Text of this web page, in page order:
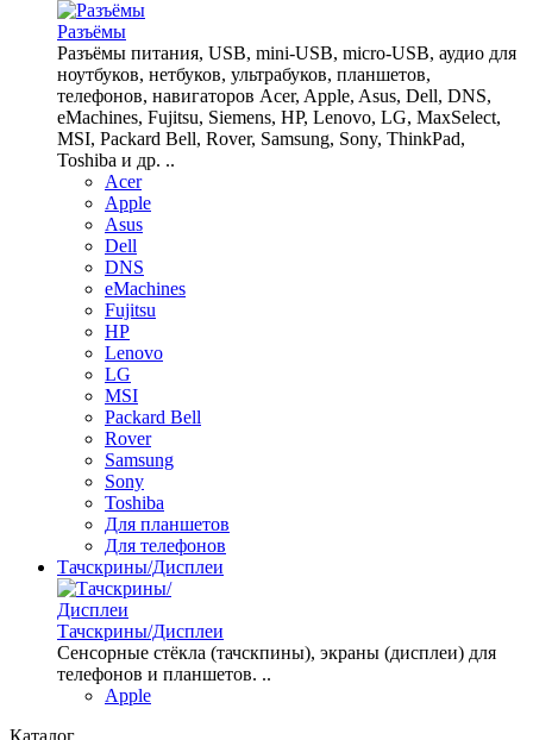
Разъёмы
Разъёмы питания, USB, mini-USB, micro-USB, аудио для
ноутбуков, нетбуков, ультрабуков, планшетов,
телефонов, навигаторов Acer, Apple, Asus, Dell, DNS,
eMachines, Fujitsu, Siemens, HP, Lenovo, LG, MaxSelect,
MSI, Packard Bell, Rover, Samsung, Sony, ThinkPad,
Toshiba и др. ..
Acer
Apple
Asus
Dell
DNS
eMachines
Fujitsu
HP
Lenovo
LG
MSI
Packard Bell
Rover
Samsung
Sony
Toshiba
Для планшетов
Для телефонов
Тачскрины/Дисплеи
Тачскрины/Дисплеи
Сенсорные стёкла (тачскпины), экраны (дисплеи) для
телефонов и планшетов. ..
Apple
Каталог